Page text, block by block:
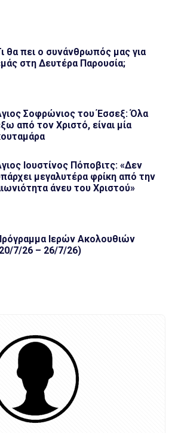
θα πει ο συνάνθρωπός μας για
στη Δευτέρα Παρουσία;
Σοφρώνιος του Έσσεξ: Όλα
από τον Χριστό, είναι μία
Ιουστίνος Πόποβιτς: «Δεν
μεγαλυτέρα φρίκη από την
άνευ του Χριστού»
Ιερών Ακολουθιών
7/26 – 26/7/26)